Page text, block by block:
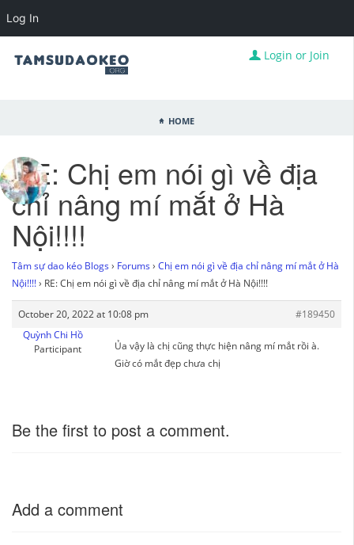
Login or Join
Home
RE: Chị em nói gì về địa
chỉ nâng mí mắt ở Hà
Nội!!!!
Tâm sự dao kéo Blogs › Forums › Chị em nói gì về địa chỉ nâng mí mắt ở Hà
Nội!!!!› RE: Chị em nói gì về địa chỉ nâng mí mắt ở Hà Nội!!!!
October 20, 2022 at 10:08 pm
#189450
Quỳnh Chi Hồ
Participant
Ủa vậy là chị cũng thực hiện nâng mí mắt rồi à.
Giờ có mắt đẹp chưa chị
Be the first to post a comment.
Add a comment
Log In